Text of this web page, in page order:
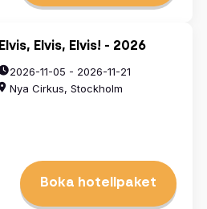
Elvis, Elvis, Elvis! - 2026
2026-11-05 - 2026-11-21
Nya Cirkus, Stockholm
Boka hotellpaket